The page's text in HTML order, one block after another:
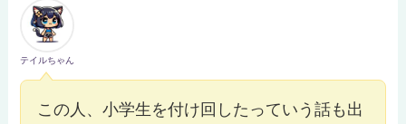
テイルちゃん
この人、小学生を付け回したっていう話も出